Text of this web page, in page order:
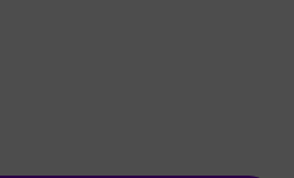
jelszó